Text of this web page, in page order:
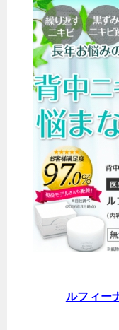
ルフィー